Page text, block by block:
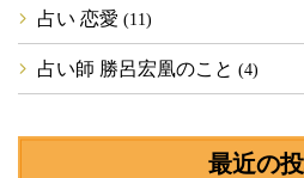
占い 恋愛 (11)
占い師 勝呂宏凰のこと (4)
最近の